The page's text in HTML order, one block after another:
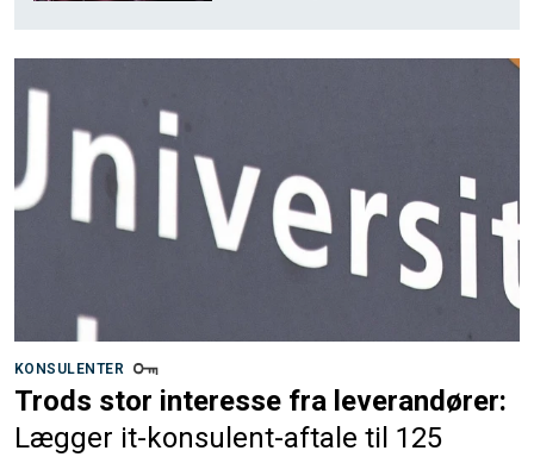
KONSULENTER
Trods stor interesse fra leverandører:
Lægger it-konsulent-aftale til 125